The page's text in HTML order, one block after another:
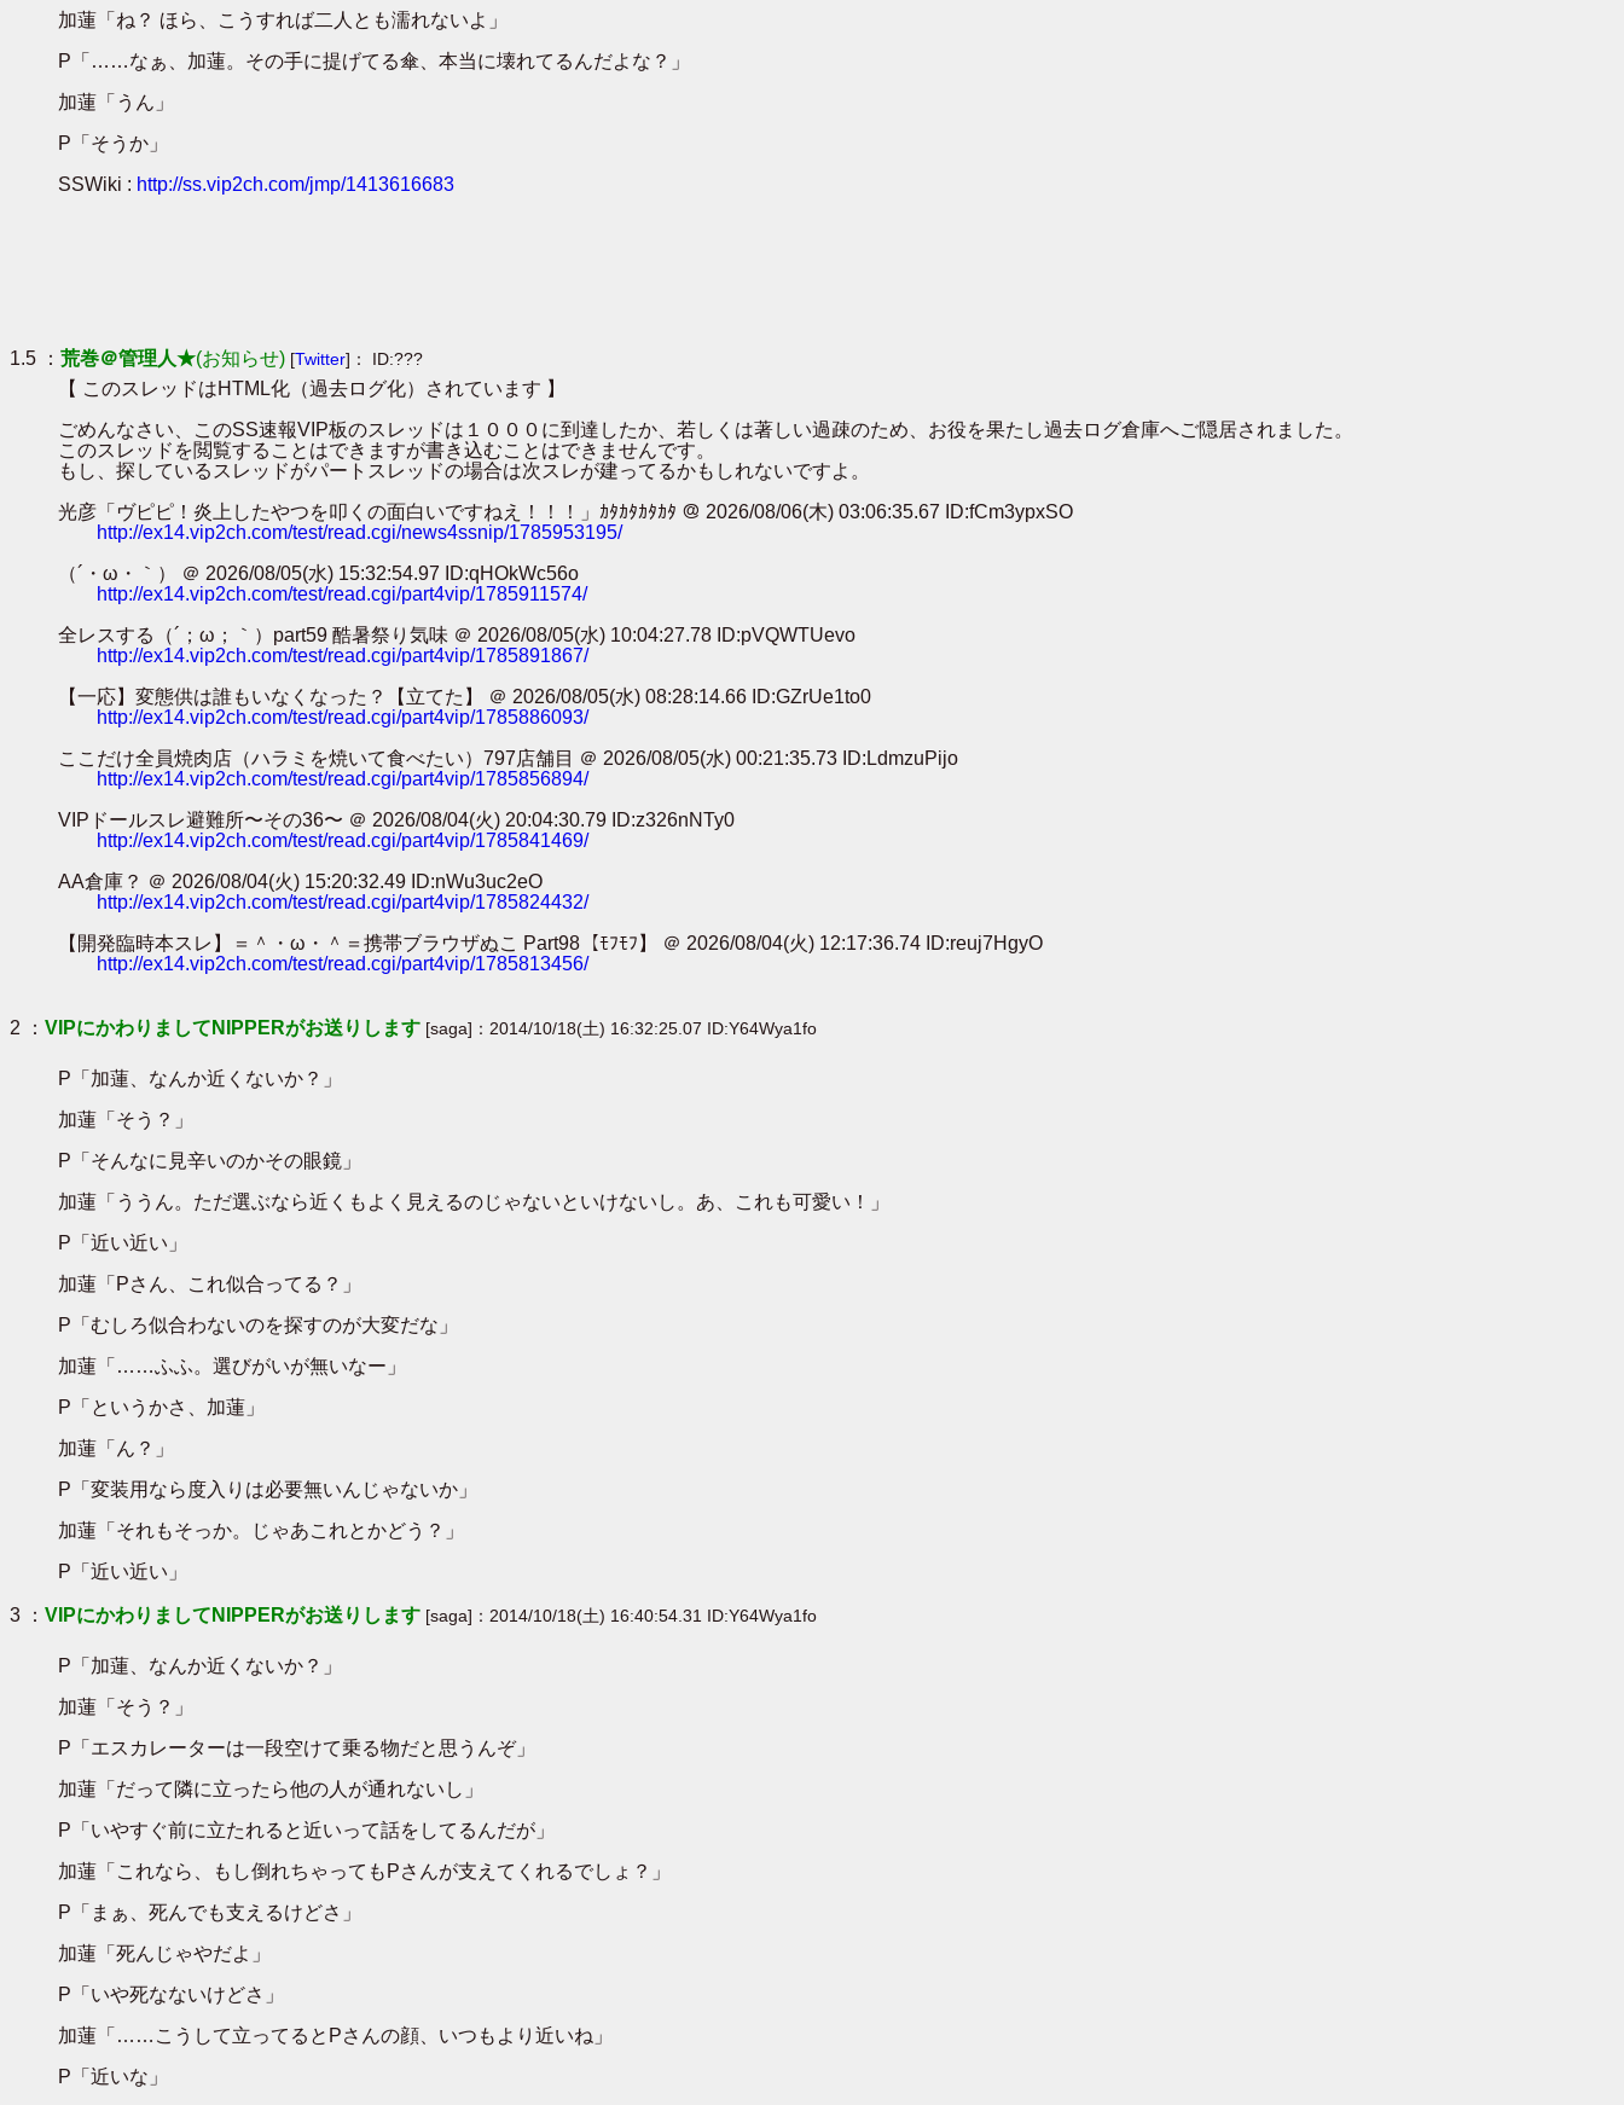
加蓮「ね？ ほら、こうすれば二人とも濡れないよ」
P「……なぁ、加蓮。その手に提げてる傘、本当に壊れてるんだよな？」
加蓮「うん」
P「そうか」
SSWiki : http://ss.vip2ch.com/jmp/1413616683
1.5 ： 荒巻＠管理人★(お知らせ) [Twitter]： ID:???
【 このスレッドはHTML化（過去ログ化）されています 】
ごめんなさい、このSS速報VIP板のスレッドは１０００に到達したか、若しくは著しい過疎のため、お役を果たし過去ログ倉庫へご隠居されました。
このスレッドを閲覧することはできますが書き込むことはできませんです。
もし、探しているスレッドがパートスレッドの場合は次スレが建ってるかもしれないですよ。
光彦「ヴピピ！炎上したやつを叩くの面白いですねえ！！！」ｶﾀｶﾀｶﾀｶﾀ ＠ 2026/08/06(木) 03:06:35.67 ID:fCm3ypxSO
http://ex14.vip2ch.com/test/read.cgi/news4ssnip/1785953195/
（´・ω・｀） ＠ 2026/08/05(水) 15:32:54.97 ID:qHOkWc56o
http://ex14.vip2ch.com/test/read.cgi/part4vip/1785911574/
全レスする（´；ω；｀）part59 酷暑祭り気味 ＠ 2026/08/05(水) 10:04:27.78 ID:pVQWTUevo
http://ex14.vip2ch.com/test/read.cgi/part4vip/1785891867/
【一応】変態供は誰もいなくなった？【立てた】 ＠ 2026/08/05(水) 08:28:14.66 ID:GZrUe1to0
http://ex14.vip2ch.com/test/read.cgi/part4vip/1785886093/
ここだけ全員焼肉店（ハラミを焼いて食べたい）797店舗目 ＠ 2026/08/05(水) 00:21:35.73 ID:LdmzuPijo
http://ex14.vip2ch.com/test/read.cgi/part4vip/1785856894/
VIPドールスレ避難所〜その36〜 ＠ 2026/08/04(火) 20:04:30.79 ID:z326nNTy0
http://ex14.vip2ch.com/test/read.cgi/part4vip/1785841469/
AA倉庫？ ＠ 2026/08/04(火) 15:20:32.49 ID:nWu3uc2eO
http://ex14.vip2ch.com/test/read.cgi/part4vip/1785824432/
【開発臨時本スレ】＝＾・ω・＾＝携帯ブラウザぬこ Part98【ﾓﾌﾓﾌ】 ＠ 2026/08/04(火) 12:17:36.74 ID:reuj7HgyO
http://ex14.vip2ch.com/test/read.cgi/part4vip/1785813456/
2 ： VIPにかわりましてNIPPERがお送りします [saga]：2014/10/18(土) 16:32:25.07 ID:Y64Wya1fo
P「加蓮、なんか近くないか？」
加蓮「そう？」
P「そんなに見辛いのかその眼鏡」
加蓮「ううん。ただ選ぶなら近くもよく見えるのじゃないといけないし。あ、これも可愛い！」
P「近い近い」
加蓮「Pさん、これ似合ってる？」
P「むしろ似合わないのを探すのが大変だな」
加蓮「……ふふ。選びがいが無いなー」
P「というかさ、加蓮」
加蓮「ん？」
P「変装用なら度入りは必要無いんじゃないか」
加蓮「それもそっか。じゃあこれとかどう？」
P「近い近い」
3 ： VIPにかわりましてNIPPERがお送りします [saga]：2014/10/18(土) 16:40:54.31 ID:Y64Wya1fo
P「加蓮、なんか近くないか？」
加蓮「そう？」
P「エスカレーターは一段空けて乗る物だと思うんぞ」
加蓮「だって隣に立ったら他の人が通れないし」
P「いやすぐ前に立たれると近いって話をしてるんだが」
加蓮「これなら、もし倒れちゃってもPさんが支えてくれるでしょ？」
P「まぁ、死んでも支えるけどさ」
加蓮「死んじゃやだよ」
P「いや死なないけどさ」
加蓮「……こうして立ってるとPさんの顔、いつもより近いね」
P「近いな」